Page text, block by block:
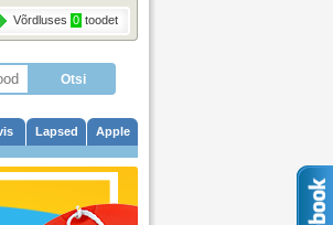
Võrdluses 0 toodet
Lapsed Apple